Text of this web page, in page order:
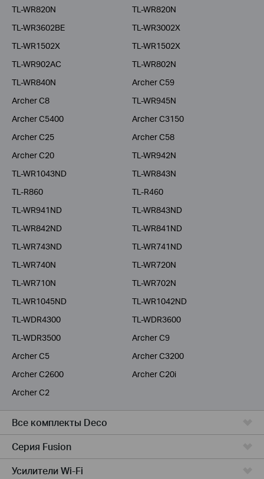
TL-WR820N
TL-WR820N
TL-WR3602BE
TL-WR3002X
TL-WR1502X
TL-WR1502X
TL-WR902AC
TL-WR802N
TL-WR840N
Archer C59
Archer C8
TL-WR945N
Archer C5400
Archer C3150
Archer C25
Archer C58
Archer C20
TL-WR942N
TL-WR1043ND
TL-WR843N
TL-R860
TL-R460
TL-WR941ND
TL-WR843ND
TL-WR842ND
TL-WR841ND
TL-WR743ND
TL-WR741ND
TL-WR740N
TL-WR720N
TL-WR710N
TL-WR702N
TL-WR1045ND
TL-WR1042ND
TL-WDR4300
TL-WDR3600
TL-WDR3500
Archer C9
Archer C5
Archer C3200
Archer C2600
Archer C20i
Archer C2
Все комплекты Deco
Серия Fusion
Усилители Wi-Fi